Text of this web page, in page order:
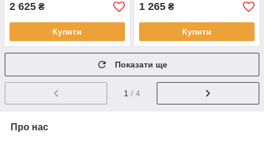
2 625 ₴
Купити
1 265 ₴
Купити
Показати ще
1 / 4
Про нас